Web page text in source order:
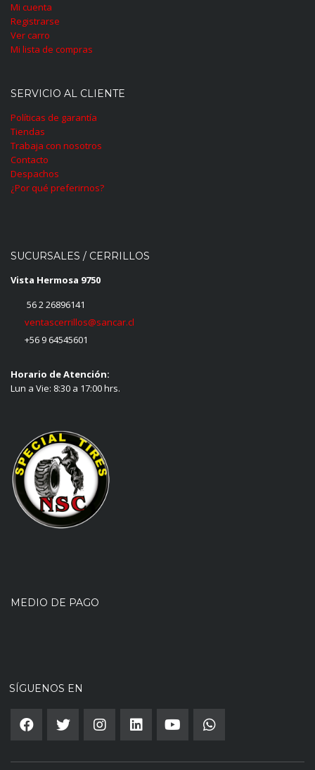
Mi cuenta
Registrarse
Ver carro
Mi lista de compras
SERVICIO AL CLIENTE
Políticas de garantía
Tiendas
Trabaja con nosotros
Contacto
Despachos
¿Por qué preferirnos?
SUCURSALES / CERRILLOS
Vista Hermosa 9750
56 2 26896141
ventascerrillos@sancar.cl
+56 9 64545601
Horario de Atención:
Lun a Vie: 8:30 a 17:00 hrs.
MEDIO DE PAGO
SÍGUENOS EN